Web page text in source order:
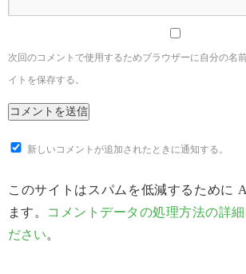
次回のコメントで使用するためブラウザーに自分の名
イトを保存する。
新しいコメントが追加されたときに通知する。
このサイトはスパムを低減するために
ます。 コメントデータの処理方法の詳
ださい。